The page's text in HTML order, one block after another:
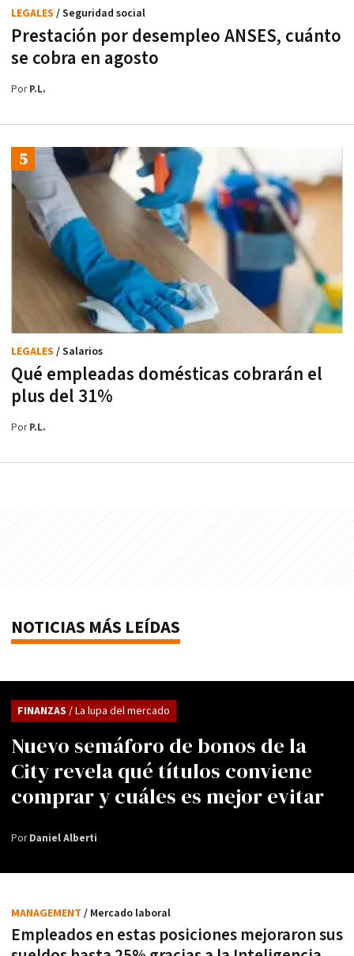
Prestación por desempleo ANSES, cuánto
se cobra en agosto
LEGALES / Seguridad social
PorP.L.
Qué empleadas domésticas cobrarán el
plus del 31%
LEGALES / Salarios
PorP.L.
NOTICIAS MÁS LEÍDAS
Nuevo semáforo de bonos de la
City revela qué títulos conviene
comprar y cuáles es mejor evitar
FINANZAS / La lupa del mercado
PorDaniel Alberti
Empleados en estas posiciones mejoraron sus
MANAGEMENT / Mercado laboral